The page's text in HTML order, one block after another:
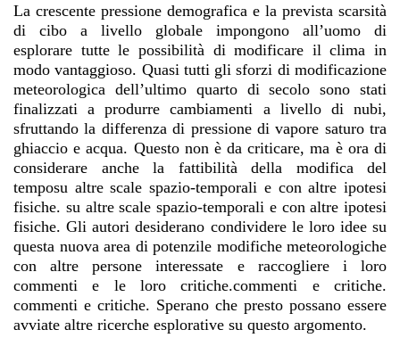
La crescente pressione demografica e la prevista scarsità
di cibo a livello globale impongono all’uomo di
esplorare tutte le possibilità di modificare il clima in
modo vantaggioso. Quasi tutti gli sforzi di modificazione
meteorologica dell’ultimo quarto di secolo sono stati
finalizzati a produrre cambiamenti a livello di nubi,
sfruttando la differenza di pressione di vapore saturo tra
ghiaccio e acqua. Questo non è da criticare, ma è ora di
considerare anche la fattibilità della modifica del
temposu altre scale spazio-temporali e con altre ipotesi
fisiche. su altre scale spazio-temporali e con altre ipotesi
fisiche. Gli autori desiderano condividere le loro idee su
questa nuova area di potenzile modifiche meteorologiche
con altre persone interessate e raccogliere i loro
commenti e le loro critiche.commenti e critiche.
commenti e critiche. Sperano che presto possano essere
avviate altre ricerche esplorative su questo argomento.